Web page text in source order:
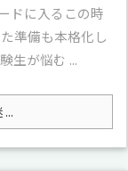
ドに入るこの時
準備も本格化し
生が悩む ...
...